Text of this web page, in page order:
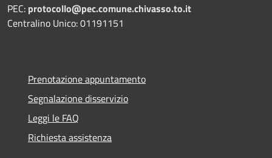
PEC: protocollo@pec.comune.chivasso.to.it
Centralino Unico: 01191151
Prenotazione appuntamento
Segnalazione disservizio
Leggi le FAQ
Richiesta assistenza